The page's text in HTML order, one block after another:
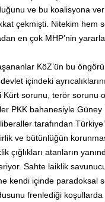
ve bu koalisyona
çekmişti. Nitekim hem
en çok MHP’nin
KöZ’ün bu
içindeki
Kürt sorunu, terör sorunu
PKK bahanesiyle
tarafından
ve bütünlüğün
çığlıkları atanların
Sahte laiklik
kendi içinde paradoksal
frenlediği